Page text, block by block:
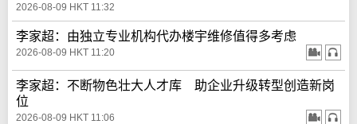
2026-08-09 HKT 11:32
李家超：由独立专业机构代办楼宇维修值得多考虑
2026-08-09 HKT 11:20
李家超：不断物色壮大人才库 助企业升级转型创造新岗
位
2026-08-09 HKT 11:06